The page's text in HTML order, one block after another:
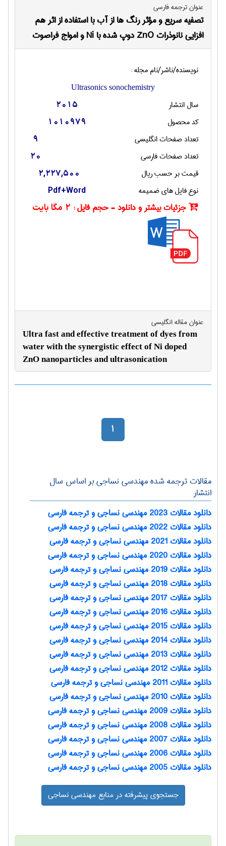
عنوان ترجمه فارسی
تصفیه سریع و مؤثر رنگ ها از آب با استفاده از اثر هم
افزایی نانوذرات ZnO دوپ شده با Ni و امواج فراصوت
نویسنده/ناشر/نام مجله :
Ultrasonics sonochemistry
سال انتشار 2015
کد محصول 1010979
تعداد صفحات انگليسی 9
تعداد صفحات فارسی 20
قیمت بر حسب ریال 2,227,500
نوع فایل های ضمیمه Pdf+Word
جزئیات بیشتر و دانلود - حجم فایل : 2 مگا بایت
عنوان مقاله انگليسی
Ultra fast and effective treatment of dyes from
water with the synergistic effect of Ni doped
ZnO nanoparticles and ultrasonication
1
مقالات ترجمه شدهمهندسي نساجیبر اساس سال
انتشار
دانلود مقالات 2023 مهندسي نساجی و ترجمه فارسی
دانلود مقالات 2022 مهندسي نساجی و ترجمه فارسی
دانلود مقالات 2021 مهندسي نساجی و ترجمه فارسی
دانلود مقالات 2020 مهندسي نساجی و ترجمه فارسی
دانلود مقالات 2019 مهندسي نساجی و ترجمه فارسی
دانلود مقالات 2018 مهندسي نساجی و ترجمه فارسی
دانلود مقالات 2017 مهندسي نساجی و ترجمه فارسی
دانلود مقالات 2016 مهندسي نساجی و ترجمه فارسی
دانلود مقالات 2015 مهندسي نساجی و ترجمه فارسی
دانلود مقالات 2014 مهندسي نساجی و ترجمه فارسی
دانلود مقالات 2013 مهندسي نساجی و ترجمه فارسی
دانلود مقالات 2012 مهندسي نساجی و ترجمه فارسی
دانلود مقالات 2011 مهندسي نساجی و ترجمه فارسی
دانلود مقالات 2010 مهندسي نساجی و ترجمه فارسی
دانلود مقالات 2009 مهندسي نساجی و ترجمه فارسی
دانلود مقالات 2008 مهندسي نساجی و ترجمه فارسی
دانلود مقالات 2007 مهندسي نساجی و ترجمه فارسی
دانلود مقالات 2006 مهندسي نساجی و ترجمه فارسی
دانلود مقالات 2005 مهندسي نساجی و ترجمه فارسی
جستجوی پیشرفته در منابع مهندسي نساجی